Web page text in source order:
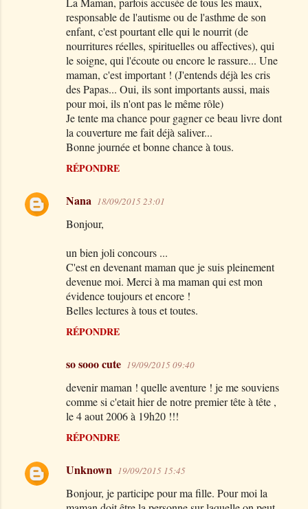
responsable de l'autisme ou de l'asthme de son
enfant, c'est pourtant elle qui le nourrit (de
nourritures réelles, spirituelles ou affectives), qui
le soigne, qui l'écoute ou encore le rassure... Une
maman, c'est important ! (J'entends déjà les cris
des Papas... Oui, ils sont importants aussi, mais
pour moi, ils n'ont pas le même rôle)
Je tente ma chance pour gagner ce beau livre dont
la couverture me fait déjà saliver...
Bonne journée et bonne chance à tous.
RÉPONDRE
Nana 18/09/2015 23:01
Bonjour,
un bien joli concours ...
C'est en devenant maman que je suis pleinement
devenue moi. Merci à ma maman qui est mon
évidence toujours et encore !
Belles lectures à tous et toutes.
RÉPONDRE
so sooo cute 19/09/2015 09:40
devenir maman ! quelle aventure ! je me souviens
comme si c'etait hier de notre premier tête à tête ,
le 4 aout 2006 à 19h20 !!!
RÉPONDRE
Unknown 19/09/2015 15:45
Bonjour, je participe pour ma fille. Pour moi la